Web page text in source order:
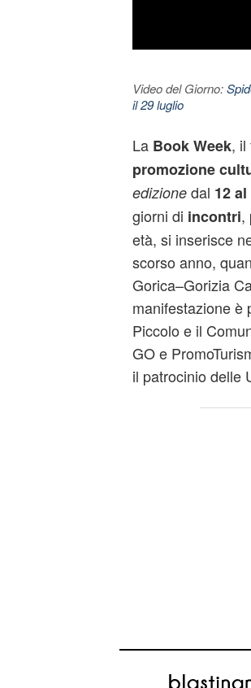
Video del Giorno:
il 29 luglio
La Book Week, il
promozione
edizionedal 12
giorni di incontri,
età, si inserisce
scorso anno,
Gorica–Gorizia
manifestazione è
Piccolo e il
GO e
il patrocinio delle